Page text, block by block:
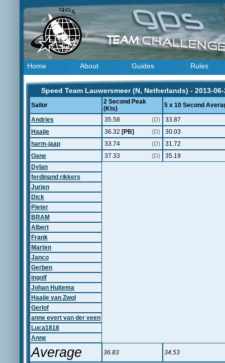
Home About Guides Rules
Speed Team Lauwersmeer (N, Netherlands) - 2013-
Sailor
2 Second Peak
(Kts)
5 x 10 Second
Andries 35.58 (D)
33.87
Haaije
36.32 [PB] (D)
30.03
harm-jaap
33.74 (D)
31.72
Oane
37.33 (D)
35.19
Dylan
ferdinand rikkers
Jurjen
Dick
Pieter
BRAM
Albert
Frank
Marten
Janco
Gerben
ingolf
Johan Huitema
Haaije van Zwol
Gerlof
anne evert van der veen
Luca1818
Anne
Average 36.83 34.53